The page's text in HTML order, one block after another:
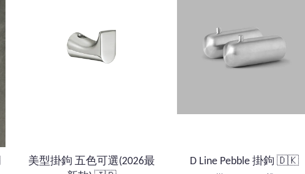
美型掛鉤 五色可選(2026最
D Line Pebble 掛鉤 🇩🇰